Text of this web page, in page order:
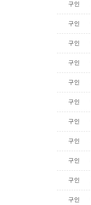
구인
구인
구인
구인
구인
구인
구인
구인
구인
구인
구인